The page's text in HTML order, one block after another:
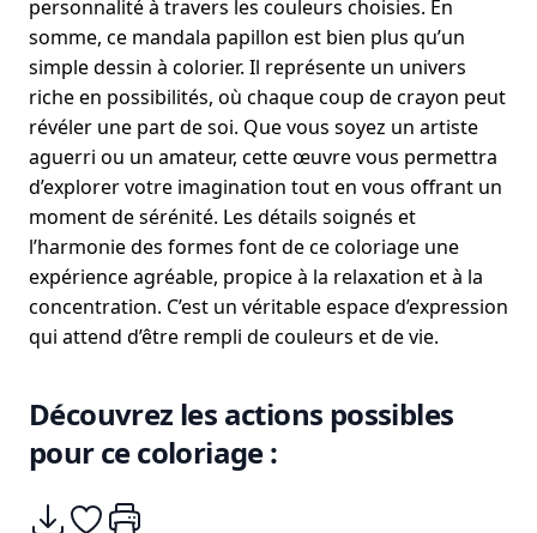
personnalité à travers les couleurs choisies. En
somme, ce mandala papillon est bien plus qu’un
simple dessin à colorier. Il représente un univers
riche en possibilités, où chaque coup de crayon peut
révéler une part de soi. Que vous soyez un artiste
aguerri ou un amateur, cette œuvre vous permettra
d’explorer votre imagination tout en vous offrant un
moment de sérénité. Les détails soignés et
l’harmonie des formes font de ce coloriage une
expérience agréable, propice à la relaxation et à la
concentration. C’est un véritable espace d’expression
qui attend d’être rempli de couleurs et de vie.
Découvrez les actions possibles
pour ce coloriage :
Télécharger
Ajouter à mes coups de coeurs
Imprimer